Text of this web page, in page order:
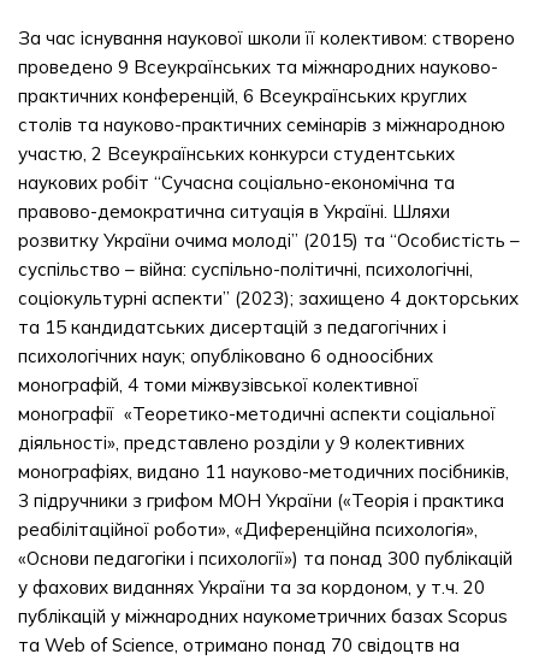
За час існування наукової школи її колективом: створено
проведено 9 Всеукраїнських та міжнародних науково-
практичних конференцій, 6 Всеукраїнських круглих
столів та науково-практичних семінарів з міжнародною
участю, 2 Всеукраїнських конкурси студентських
наукових робіт “Сучасна соціально-економічна та
правово-демократична ситуація в Україні. Шляхи
розвитку України очима молоді” (2015) та “Особистість –
суспільство – війна: суспільно-політичні, психологічні,
соціокультурні аспекти” (2023); захищено 4 докторських
та 15 кандидатських дисертацій з педагогічних і
психологічних наук; опубліковано 6 одноосібних
монографій, 4 томи міжвузівської колективної
монографії «Теоретико-методичні аспекти соціальної
діяльності», представлено розділи у 9 колективних
монографіях, видано 11 науково-методичних посібників,
3 підручники з грифом МОН України («Теорія і практика
реабілітаційної роботи», «Диференційна психологія»,
«Основи педагогіки і психології») та понад 300 публікацій
у фахових виданнях України та за кордоном, у т.ч. 20
публікацій у міжнародних наукометричних базах Scopus
та Web of Science, отримано понад 70 свідоцтв на